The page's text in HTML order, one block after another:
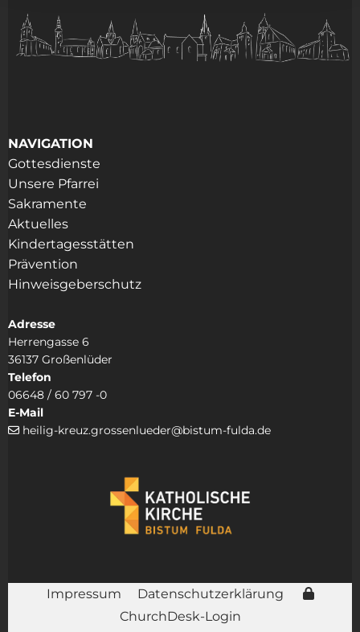
NAVIGATION
Gottesdienste
Unsere Pfarrei
Sakramente
Aktuelles
Kindertagesstätten
Prävention
Hinweisgeberschutz
Adresse
Herrengasse 6
36137 Großenlüder
Telefon
06648 / 60 797 -0
E-Mail
 heilig-kreuz.grossenlueder@bistum-fulda.de
Impressum
Datenschutzerklärung
ChurchDesk-Login